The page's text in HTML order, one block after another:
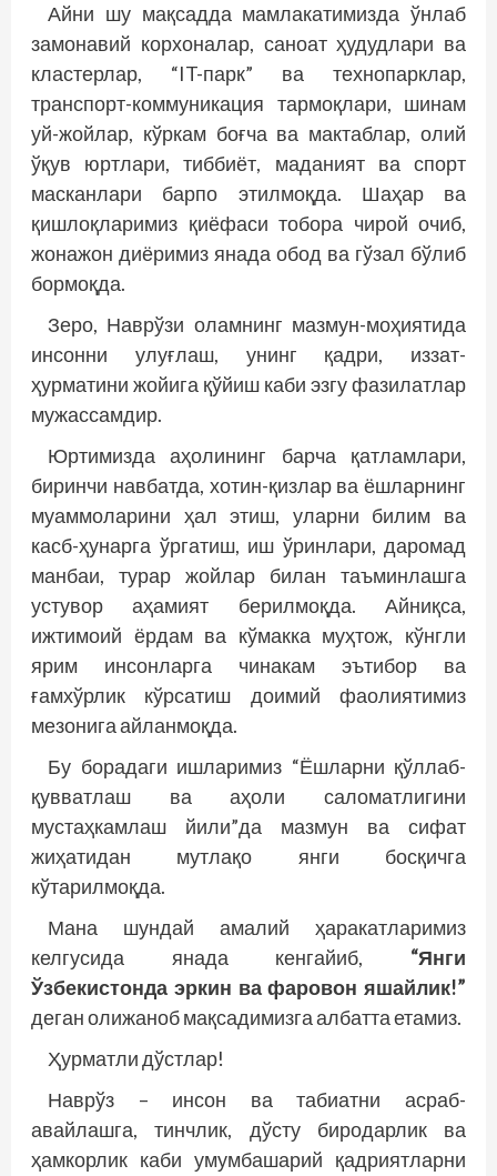
Айни шу мақсадда мамлакатимизда ўнлаб
замонавий корхоналар, саноат ҳудудлари ва
кластерлар, “IT-парк” ва технопарклар,
транспорт-коммуникация тармоқлари, шинам
уй-жойлар, кўркам боғча ва мактаблар, олий
ўқув юртлари, тиббиёт, маданият ва спорт
масканлари барпо этилмоқда. Шаҳар ва
қишлоқларимиз қиё­фаси тобора чирой очиб,
жонажон диёримиз янада обод ва гўзал бўлиб
бормоқда.
Зеро, Наврўзи оламнинг мазмун-моҳиятида
инсонни улуғлаш, унинг қадри, иззат-
ҳурматини жойига қўйиш каби эзгу фазилатлар
мужассамдир.
Юртимизда аҳолининг барча қатламлари,
биринчи навбатда, хотин-қизлар ва ёшларнинг
муаммоларини ҳал этиш, уларни билим ва
касб-ҳунарга ўргатиш, иш ўринлари, даромад
манбаи, турар жойлар билан таъминлашга
устувор аҳамият берилмоқда. Айниқса,
ижтимоий ёрдам ва кўмакка муҳтож, кўнгли
ярим инсонларга чинакам эътибор ва
ғамхўрлик кўрсатиш доимий фаолиятимиз
мезонига айланмоқда.
Бу борадаги ишларимиз “Ёшларни қўллаб-
қувватлаш ва аҳоли саломатлигини
мустаҳкамлаш йили”да мазмун ва сифат
жиҳатидан мутлақо янги босқичга
кўтарилмоқда.
Мана шундай амалий ҳаракатларимиз
келгусида янада кенгайиб, “Янги
Ўзбекистонда эркин ва фаровон яшайлик!”
деган олижаноб мақсадимизга албатта етамиз.
Ҳурматли дўстлар!
Наврўз – инсон ва табиатни асраб-
авайлашга, тинчлик, дўсту биродарлик ва
ҳамкорлик каби умумбашарий қадриятларни